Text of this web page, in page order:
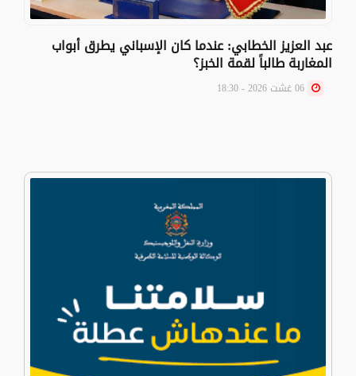
عبد العزيز الخطابي: عندما كان الإسباني يطرق أبواب
المغاربة طالباً لقمة الخبز؟